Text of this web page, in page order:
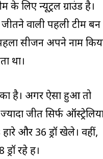
लिए न्यूट्रल ग्राउंड है।
वाली पहली टीम बन
सीजन अपने नाम
था।
है। अगर ऐसा हुआ तो
जीत सिर्फ
और 36 ड्रॉ खेले। वहीं,
रहे हैं।